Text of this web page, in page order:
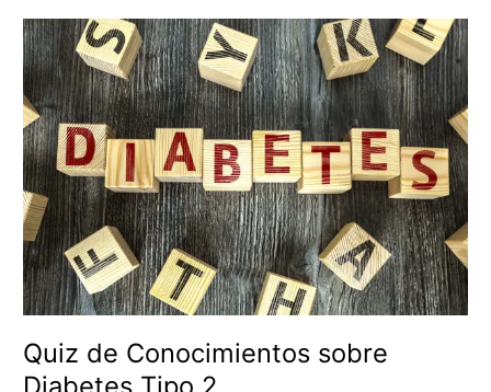
Quiz de Conocimientos sobre
Quiz
de
Conocimientos
sobre
Diabetes
Tipo
2